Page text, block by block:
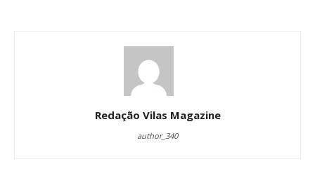
Redação Vilas Magazine
author_340